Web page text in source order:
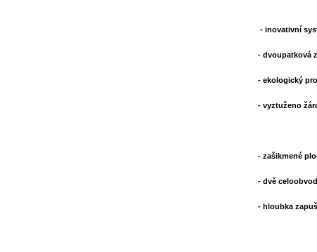
- inovativní
- dvoupatková
- ekologický
- vyztuženo
- zašikmené
- dvě
- hloubka